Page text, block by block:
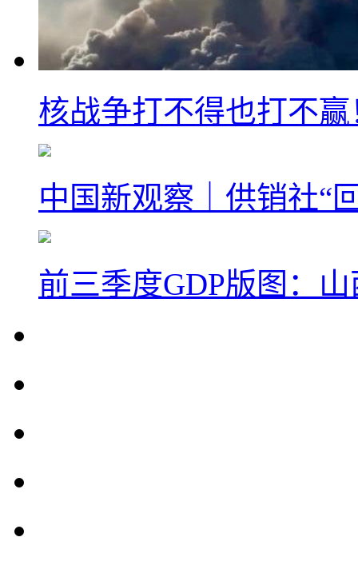
核战争打不得也打不
中国新观察｜供销社“
前三季度GDP版图：